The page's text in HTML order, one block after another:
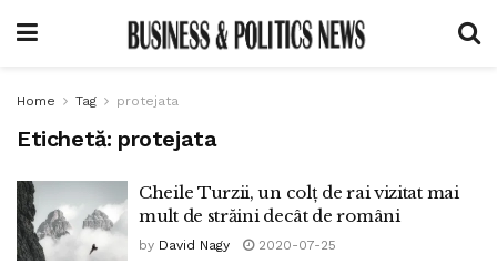
Home Tag protejata
Etichetă: protejata
Cheile Turzii, un colț de rai vizitat mai
mult de străini decât de români
by David Nagy 2020-07-25